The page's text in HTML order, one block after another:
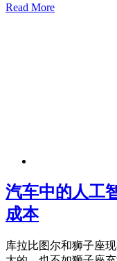
Read More
汽车中的人工
成本
库拉比图尔和狮子座